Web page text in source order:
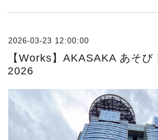
2026-03-23 12:00:00
【Works】AKASAKA あそ
2026